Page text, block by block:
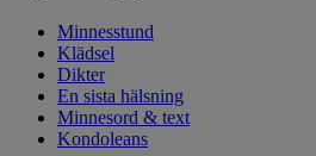
Minnesstund
Klädsel
Dikter
En sista hälsning
Minnesord & text
Kondoleans